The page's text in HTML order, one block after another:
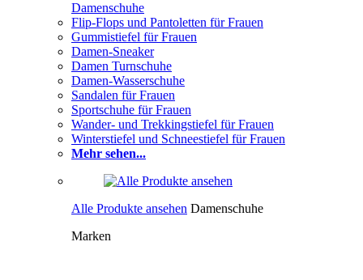
Damenschuhe
Flip-Flops und Pantoletten für Frauen
Gummistiefel für Frauen
Damen-Sneaker
Damen Turnschuhe
Damen-Wasserschuhe
Sandalen für Frauen
Sportschuhe für Frauen
Wander- und Trekkingstiefel für Frauen
Winterstiefel und Schneestiefel für Frauen
Mehr sehen...
Alle Produkte ansehen Damenschuhe
Marken